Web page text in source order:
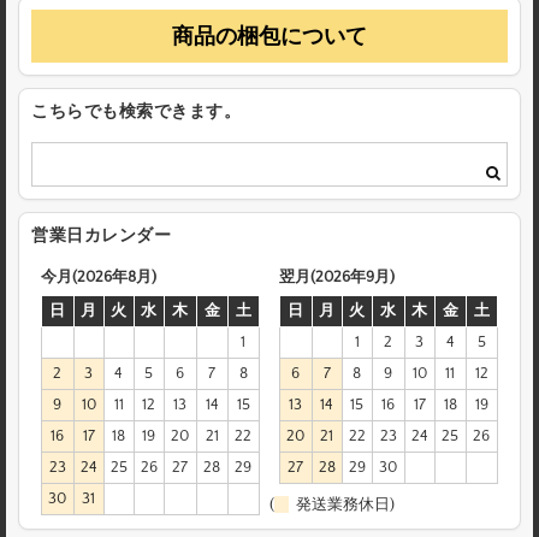
商品の梱包について
こちらでも検索できます。
営業日カレンダー
今月(2026年8月)
日
月 火 水 木 金
土
1
2
3 4 5 6 7
8
9
10 11 12 13 14
15
16
17 18 19 20 21
22
23
24 25 26 27 28
29
30
31
翌月(2026年9月)
日
月 火 水 木 金
土
1
2 3 4
5
6
7 8 9 10 11
12
13
14 15 16 17 18
19
20
21 22 23 24 25
26
27
28 29 30
( 発送業務休日)